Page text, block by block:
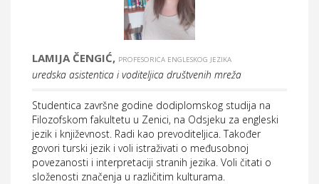
LAMIJA ČENGIĆ, PROFESORICA ENGLESKOG JEZIKA
uredska asistentica i voditeljica društvenih mreža
Studentica završne godine dodiplomskog studija na
Filozofskom fakultetu u Zenici, na Odsjeku za engleski
jezik i književnost. Radi kao prevoditeljica. Također
govori turski jezik i voli istraživati o međusobnoj
povezanosti i interpretaciji stranih jezika. Voli čitati o
složenosti značenja u različitim kulturama.